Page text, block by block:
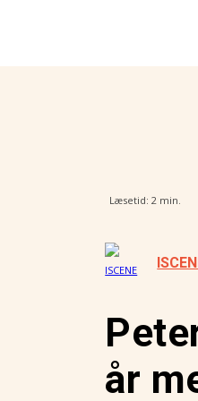
Læsetid:2 min.
år